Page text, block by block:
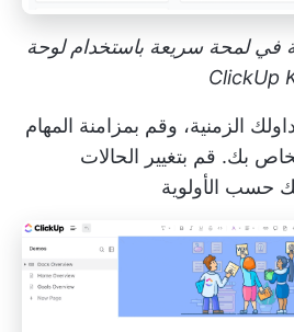
في لمحة سريعة باستخدام لوحة
الزمنية، وقم بمزامنة المهام
بك. قم بتغيير الحالات
حسب الأولوية